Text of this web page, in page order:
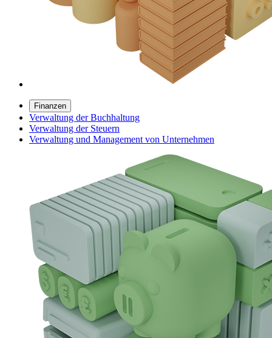
Finanzen
Verwaltung der Buchhaltung
Verwaltung der Steuern
Verwaltung und Management von Unternehmen